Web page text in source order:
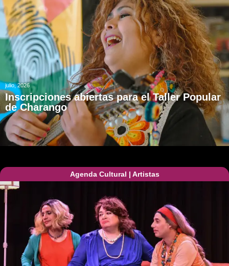
julio, 2026
Inscripciones abiertas para el Taller Popular
de Charango
Agenda Cultural | Artistas